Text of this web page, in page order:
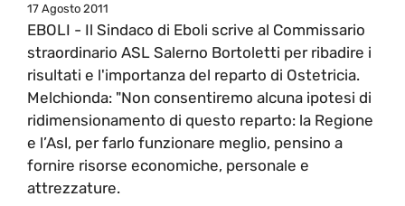
17 Agosto 2011
EBOLI - Il Sindaco di Eboli scrive al Commissario
straordinario ASL Salerno Bortoletti per ribadire i
risultati e l'importanza del reparto di Ostetricia.
Melchionda: "Non consentiremo alcuna ipotesi di
ridimensionamento di questo reparto: la Regione
e l’Asl, per farlo funzionare meglio, pensino a
fornire risorse economiche, personale e
attrezzature.